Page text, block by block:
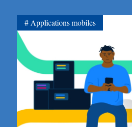
Applications mobiles